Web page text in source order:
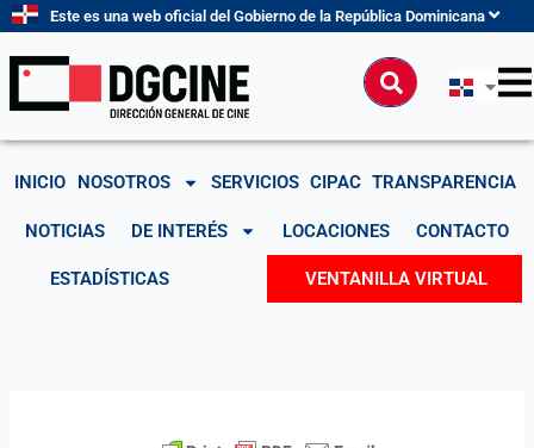
contenido
Este es una web oficial del Gobierno de la República Dominicana
Buscar
INICIO NOSOTROS SERVICIOS CIPAC TRANSPARENCIA
NOTICIAS DE INTERÉS LOCACIONES CONTACTO
ESTADÍSTICAS VENTANILLA VIRTUAL